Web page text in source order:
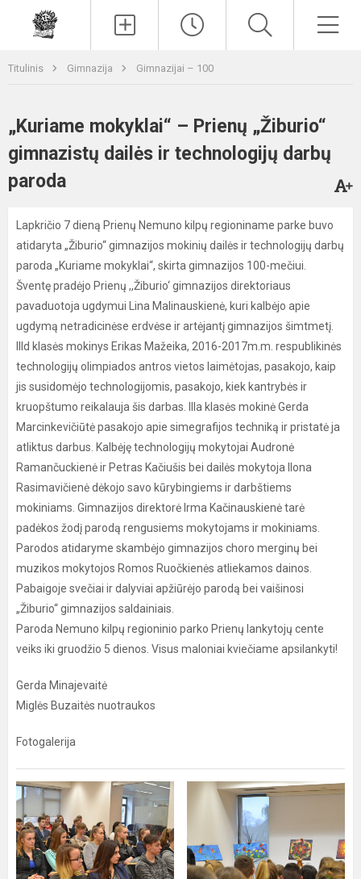
Titulinis Gimnazija Gimnazijai – 100
„Kuriame mokyklai“ – Prienų „Žiburio“
gimnazistų dailės ir technologijų darbų
paroda
Lapkričio 7 dieną Prienų Nemuno kilpų regioniname parke buvo
atidaryta „Žiburio“ gimnazijos mokinių dailės ir technologijų darbų
paroda „Kuriame mokyklai“, skirta gimnazijos 100-mečiui.
Šventę pradėjo Prienų ,,Žiburio‘ gimnazijos direktoriaus
pavaduotoja ugdymui Lina Malinauskienė, kuri kalbėjo apie
ugdymą netradicinėse erdvėse ir artėjantį gimnazijos šimtmetį.
IIId klasės mokinys Erikas Mažeika, 2016-2017m.m. respublikinės
technologijų olimpiados antros vietos laimėtojas, pasakojo, kaip
jis susidomėjo technologijomis, pasakojo, kiek kantrybės ir
kruopštumo reikalauja šis darbas. IIIa klasės mokinė Gerda
Marcinkevičiūtė pasakojo apie simegrafijos techniką ir pristatė ja
atliktus darbus. Kalbėję technologijų mokytojai Audronė
Ramančuckienė ir Petras Kačiušis bei dailės mokytoja Ilona
Rasimavičienė dėkojo savo kūrybingiems ir darbštiems
mokiniams. Gimnazijos direktorė Irma Kačinauskienė tarė
padėkos žodį parodą rengusiems mokytojams ir mokiniams.
Parodos atidaryme skambėjo gimnazijos choro merginų bei
muzikos mokytojos Romos Ruočkienės atliekamos dainos.
Pabaigoje svečiai ir dalyviai apžiūrėjo parodą bei vaišinosi
„Žiburio“ gimnazijos saldainiais.
Paroda Nemuno kilpų regioninio parko Prienų lankytojų cente
veiks iki gruodžio 5 dienos. Visus maloniai kviečiame apsilankyti!
Gerda Minajevaitė
Miglės Buzaitės nuotraukos
Fotogalerija